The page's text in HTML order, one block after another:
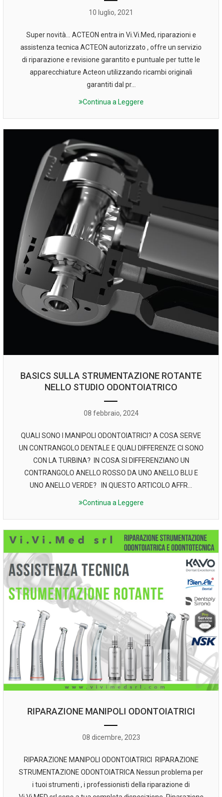
10 luglio, 2021
Super novità… ACTEON entra in Vi.Vi.Med, riparazioni e
assistenza tecnica ACTEON autorizzato , offre un servizio
di riparazione e revisione garantito e puntuale per tutte le
apparecchiature Acteon utilizzando ricambi originali
garantiti dal pr...
Continua a Leggere
BASICS SULLA STRUMENTAZIONE ROTANTE
NELLO STUDIO ODONTOIATRICO
08 febbraio, 2024
QUALI SONO I MANIPOLI ODONTOIATRICI? A COSA SERVE
UN CONTRANGOLO DENTALE E QUALI DIFFERENZE CI SONO
CON LA TURBINA? IN COSA SI DIFFERENZIANO UN
CONTRANGOLO ANELLO ROSSO DA UNO ANELLO BLU E
UNO ANELLO VERDE? IN QUESTO ARTICOLO AFFR...
Continua a Leggere
RIPARAZIONE MANIPOLI ODONTOIATRICI
08 dicembre, 2023
RIPARAZIONE MANIPOLI ODONTOIATRICI RIPARAZIONE
STRUMENTAZIONE ODONTOIATRICA Nessun problema per
i tuoi strumenti , i professionisti della riparazione di